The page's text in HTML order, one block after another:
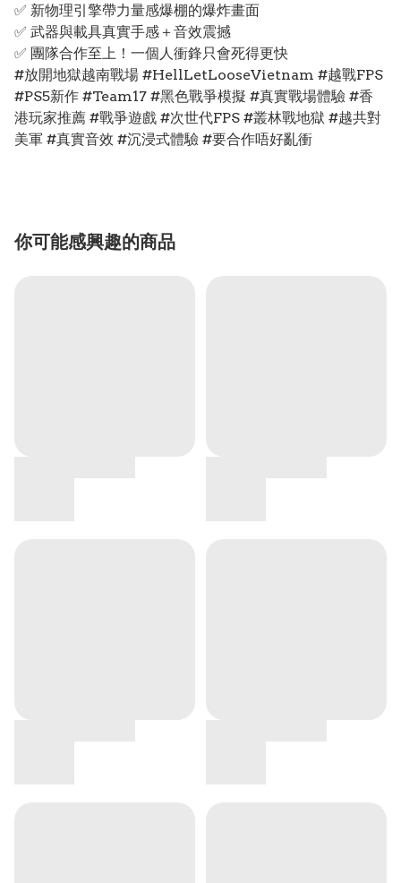
✅ 新物理引擎帶力量感爆棚的爆炸畫面
✅ 武器與載具真實手感＋音效震撼
✅ 團隊合作至上！一個人衝鋒只會死得更快
#放開地獄越南戰場 #HellLetLooseVietnam #越戰FPS
#PS5新作 #Team17 #黑色戰爭模擬 #真實戰場體驗 #香
港玩家推薦 #戰爭遊戲 #次世代FPS #叢林戰地獄 #越共對
美軍 #真實音效 #沉浸式體驗 #要合作唔好亂衝
你可能感興趣的商品